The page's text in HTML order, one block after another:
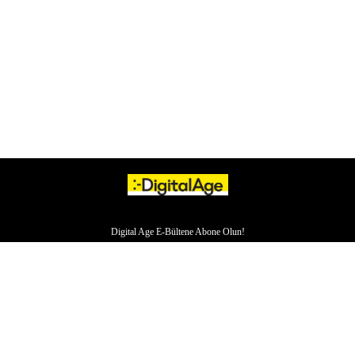
Digital Age E-Bültene Abone Olun!